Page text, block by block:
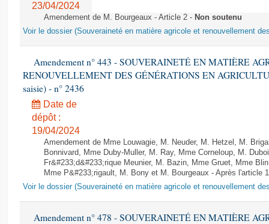
23/04/2024
Amendement de M. Bourgeaux - Article 2 - Non soutenu
Voir le dossier (Souveraineté en matière agricole et renouvellement
Amendement n° 443 - SOUVERAINETÉ EN MATIÈRE
RENOUVELLEMENT DES GÉNÉRATIONS EN
saisie) - n° 2436
Date de
dépôt :
19/04/2024
Amendement de Mme Louwagie, M. Neuder, M. Hetzel, M.
Bonnivard, Mme Duby-Muller, M. Ray, Mme Corneloup, M.
Fr&#233;d&#233;rique Meunier, M. Bazin, Mme Gruet, Mme
Mme P&#233;rigault, M. Bony et M. Bourgeaux - Après l'article
Voir le dossier (Souveraineté en matière agricole et renouvellement
Amendement n° 478 - SOUVERAINETÉ EN MATIÈRE